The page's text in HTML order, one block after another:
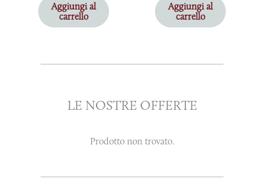
Aggiungi al
carrello
Aggiungi al
carrello
LE NOSTRE OFFERTE
Prodotto non trovato.